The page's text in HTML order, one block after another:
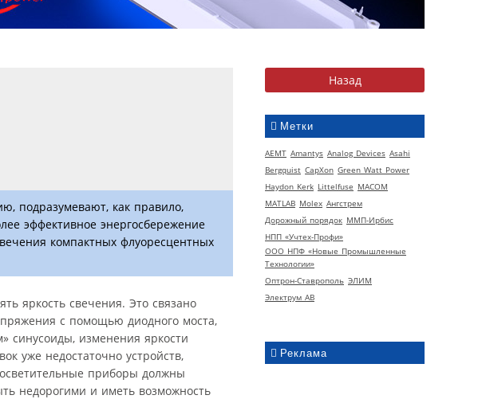
Метки
AEMT Amantys Analog Devices Asahi
Bergquist CapXon Green Watt Power
Haydon Kerk Littelfuse MACOM
MATLAB Molex Ангстрем
Дорожный порядок ММП-Ирбис
НПП «Учтех-Профи»
ООО НПФ «Новые Промышленные
Технологии»
Оптрон-Ставрополь ЭЛИМ
Электрум АВ
Реклама
подразумевают, как правило,
эффективное энергосбережение
компактных флуоресцентных
яркость свечения. Это связано
с помощью диодного моста,
синусоиды, изменения яркости
уже недостаточно устройств,
приборы должны
недорогими и иметь возможность